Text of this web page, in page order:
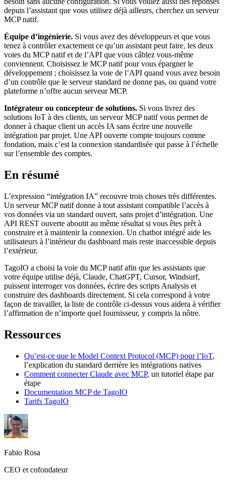
depuis l’assistant que vous utilisez déjà ailleurs, cherchez un serveur
MCP natif.
Équipe d’ingénierie. Si vous avez des développeurs et que vous
tenez à contrôler exactement ce qu’un assistant peut faire, les deux
voies du MCP natif et de l’API que vous câblez vous-même
conviennent. Choisissez le MCP natif pour vous épargner le
développement ; choisissez la voie de l’API quand vous avez besoin
d’un contrôle que le serveur standard ne donne pas, ou quand votre
plateforme n’offre aucun serveur MCP.
Intégrateur ou concepteur de solutions. Si vous livrez des
solutions IoT à des clients, un serveur MCP natif vous permet de
donner à chaque client un accès IA sans écrire une nouvelle
intégration par projet. Une API ouverte compte toujours comme
fondation, mais c’est la connexion standardisée qui passe à l’échelle
sur l’ensemble des comptes.
En résumé
L’expression “intégration IA” recouvre trois choses très différentes.
Un serveur MCP natif donne à tout assistant compatible l’accès à
vos données via un standard ouvert, sans projet d’intégration. Une
API REST ouverte aboutit au même résultat si vous êtes prêt à
construire et à maintenir la connexion. Un chatbot intégré aide les
utilisateurs à l’intérieur du dashboard mais reste inaccessible depuis
l’extérieur.
TagoIO a choisi la voie du MCP natif afin que les assistants que
votre équipe utilise déjà, Claude, ChatGPT, Cursor, Windsurf,
puissent interroger vos données, écrire des scripts Analysis et
construire des dashboards directement. Si cela correspond à votre
façon de travailler, la liste de contrôle ci-dessus vous aidera à vérifier
l’affirmation de n’importe quel fournisseur, y compris la nôtre.
Ressources
Qu’est-ce que le Model Context Protocol (MCP) pour l’IoT,
l’explication du standard derrière les intégrations natives
Comment connecter Claude avec MCP, un tutoriel étape par
étape
Documentation MCP de TagoIO
Tarifs TagoIO
Fabio Rosa
CEO et cofondateur